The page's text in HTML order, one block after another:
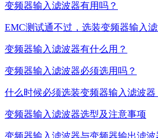
变频器输入滤波器有用吗？
EMC测试通不过，选装变频器输入
变频器输入滤波器有什么用？
变频器输入滤波器必须选用吗？
什么时候必须选装变频器输入滤波器
变频器输入滤波器选型及注意事项